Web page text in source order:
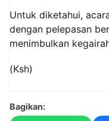
Untuk diketahui,
dengan pelepasan
menimbulkan
(Ksh)
Bagikan: